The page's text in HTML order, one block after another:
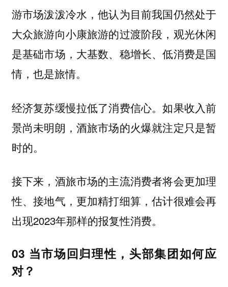
游市场泼泼冷水，他认为目前我国仍然处于
大众旅游向小康旅游的过渡阶段，观光休闲
是基础市场，大基数、稳增长、低消费是国
情，也是旅情。
经济复苏缓慢拉低了消费信心。如果收入前
景尚未明朗，酒旅市场的火爆就注定只是暂
时的。
接下来，酒旅市场的主流消费者将会更加理
性、接地气，更加精打细算，估计很难会再
出现2023年那样的报复性消费。
03 当市场回归理性，头部集团如何应
对？